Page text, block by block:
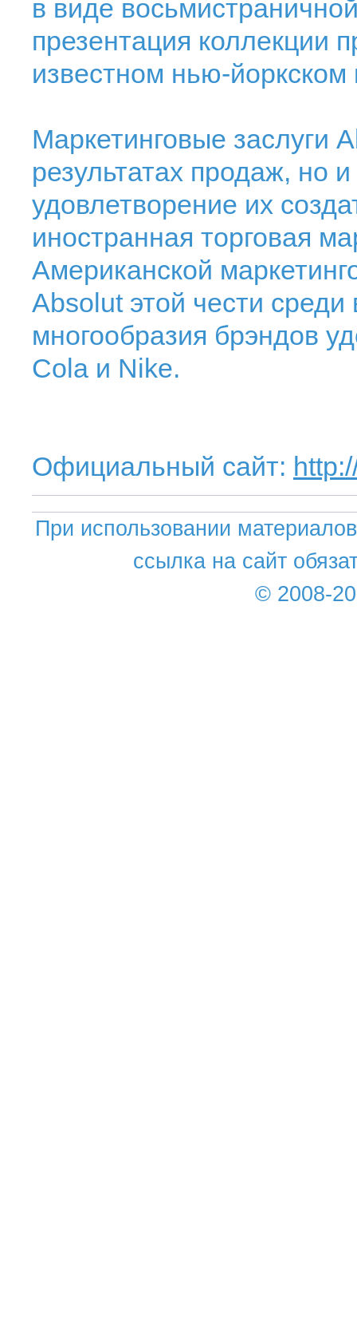
в виде
презентация коллекции
известном нью-йоркском
Маркетинговые заслуги
результатах продаж, но
удовлетворение их
иностранная торговая
Американской
Absolut этой чести среди
многообразия брэндов
Cola и Nike.
Официальный сайт:
При использовании
ссылка на сайт
© 2008-